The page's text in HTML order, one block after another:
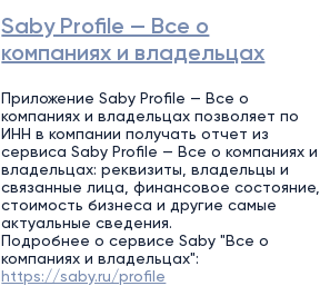
Saby Profile — Все о
компаниях и владельцах
Приложение Saby Profile — Все о
компаниях и владельцах позволяет по
ИНН в компании получать отчет из
сервиса Saby Profile — Все о компаниях и
владельцах: реквизиты, владельцы и
связанные лица, финансовое состояние,
стоимость бизнеса и другие самые
актуальные сведения.
Подробнее о сервисе Saby "Все о
компаниях и владельцах":
https://saby.ru/profile